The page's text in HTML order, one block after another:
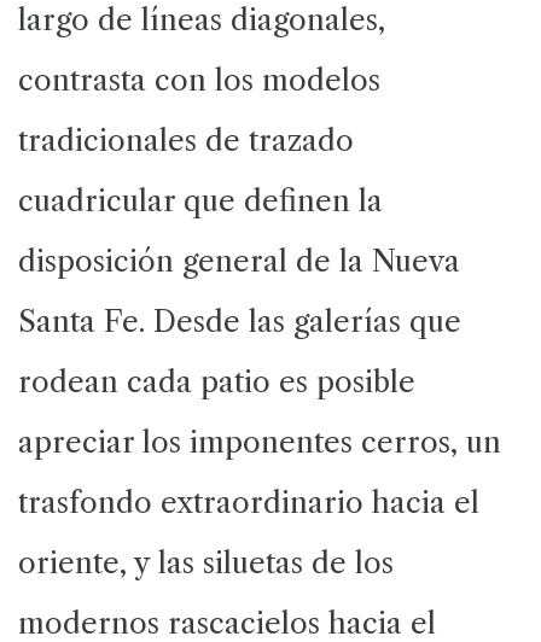
largo de líneas diagonales,
contrasta con los modelos
tradicionales de trazado
cuadricular que definen la
disposición general de la Nueva
Santa Fe. Desde las galerías que
rodean cada patio es posible
apreciar los imponentes cerros, un
trasfondo extraordinario hacia el
oriente, y las siluetas de los
modernos rascacielos hacia el